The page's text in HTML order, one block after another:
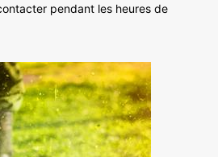
pendant les heures de